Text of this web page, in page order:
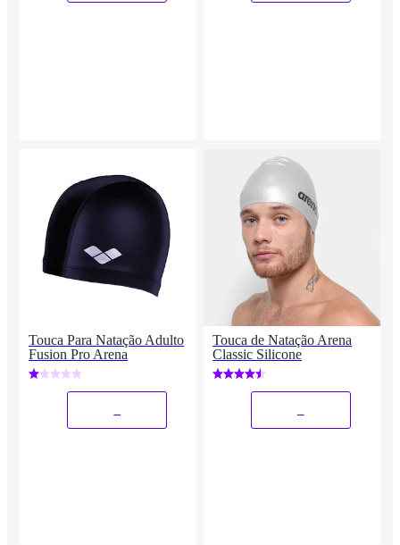
Touca Para Natação Adulto
Fusion Pro Arena
Touca de Natação Arena
Classic Silicone